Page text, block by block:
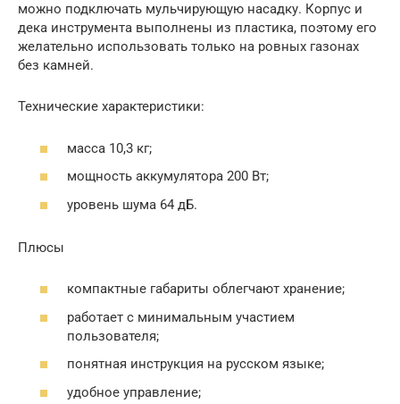
можно подключать мульчирующую насадку. Корпус и
дека инструмента выполнены из пластика, поэтому его
желательно использовать только на ровных газонах
без камней.
Технические характеристики:
масса 10,3 кг;
мощность аккумулятора 200 Вт;
уровень шума 64 дБ.
Плюсы
компактные габариты облегчают хранение;
работает с минимальным участием
пользователя;
понятная инструкция на русском языке;
удобное управление;